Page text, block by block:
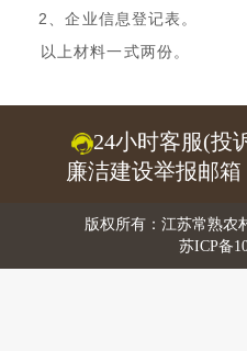
2
、企业信息登记表。
以上材料一式两份。
24小时客服(投
廉洁建设举报邮箱
版权所有：江苏常熟农
苏ICP备